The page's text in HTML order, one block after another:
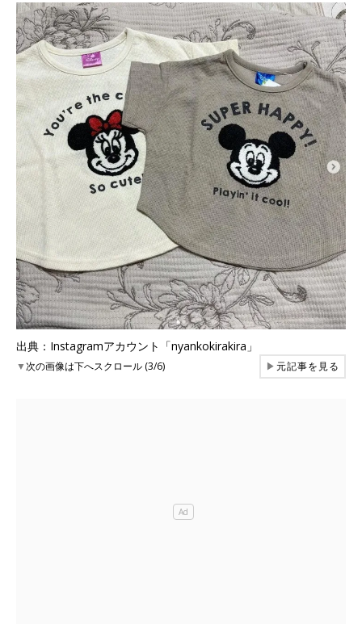
出典：Instagramアカウント「nyankokirakira」
▼次の画像は下へスクロール (3/6) ▶元記事を見る